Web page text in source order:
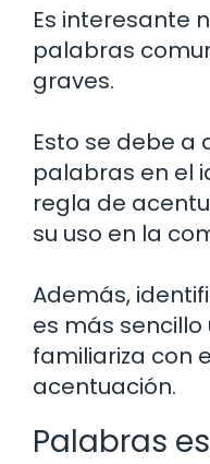
Es interesante
palabras
graves.
Esto se debe a
palabras en el
regla de
su uso en la
Además,
es más sencillo
familiariza con
acentuación.
Palabras